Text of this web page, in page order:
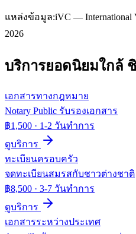
แหล่งข้อมูล:iVC — International
2026
บริการยอดนิยมใกล้
เอกสารทางกฎหมาย
Notary Public รับรองเอกสาร
฿1,500 · 1-2 วันทำการ
ดูบริการ
ทะเบียนครอบครัว
จดทะเบียนสมรสกับชาวต่างชาติ
฿8,500 · 3-7 วันทำการ
ดูบริการ
เอกสารระหว่างประเทศ